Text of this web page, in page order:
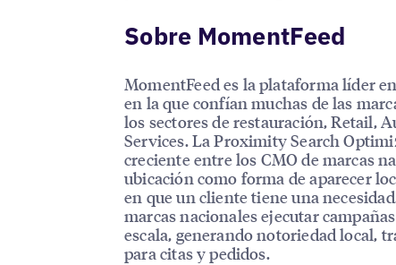
Sobre MomentFeed
MomentFeed es la plataforma líder
en la que confían muchas de las
los sectores de restauración, Retail,
Services. La Proximity Search
creciente entre los CMO de marcas
ubicación como forma de aparecer
en que un cliente tiene una
marcas nacionales ejecutar
escala, generando notoriedad local,
para citas y pedidos.